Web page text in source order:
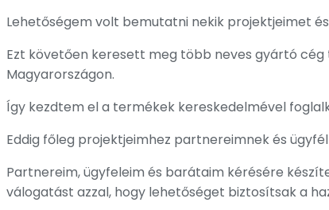
Lehetőségem volt bemutatni nekik projektjeimet
Ezt követően keresett meg több neves gyártó
Magyarországon.
Így kezdtem el a termékek kereskedelmével
Eddig főleg projektjeimhez partnereimnek és
Partnereim, ügyfeleim és barátaim kérésére
válogatást azzal, hogy lehetőséget biztosítsak a